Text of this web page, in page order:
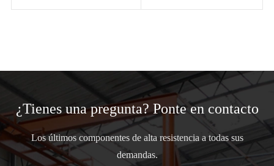
¿Tienes una pregunta? Ponte en contacto
Los últimos componentes de alta resistencia a todas sus
demandas.